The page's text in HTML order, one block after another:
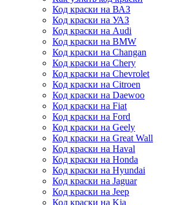
Код краски на ВАЗ
Код краски на УАЗ
Код краски на Audi
Код краски на BMW
Код краски на Changan
Код краски на Chery
Код краски на Chevrolet
Код краски на Citroen
Код краски на Daewoo
Код краски на Fiat
Код краски на Ford
Код краски на Geely
Код краски на Great Wall
Код краски на Haval
Код краски на Honda
Код краски на Hyundai
Код краски на Jaguar
Код краски на Jeep
Код краски на Kia